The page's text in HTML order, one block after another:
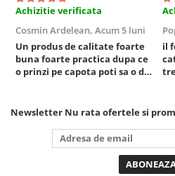
Scule pentru nituit si capsat
Slefuitoare Pneumatice
Scule speciale
Diagnoza si masurari
Rulmenti,Bucsi si Extractoare
Sistem directie
Achizitie verificata
Cosmin Ardelean, Acum 5 luni
Un produs de calitate foarte
buna foarte practica dupa ce
o prinzi pe capota poti sa o dai
puternica si de la baterie care
tine destul de mult dar daca o
bagi la priza nu mai ai treaba
toata ziua ,ce...
il
Newsletter Nu rata ofertele si